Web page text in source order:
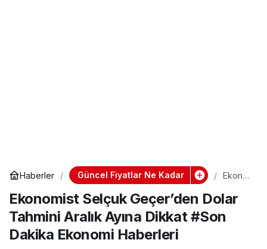
Haberler Güncel Fiyatlar Ne Kadar
Ekono
Selçuk
Geçer’
den
Ekonomist Selçuk Geçer’den Dolar
Tahmini Aralık Ayına Dikkat #Son
Dakika Ekonomi Haberleri